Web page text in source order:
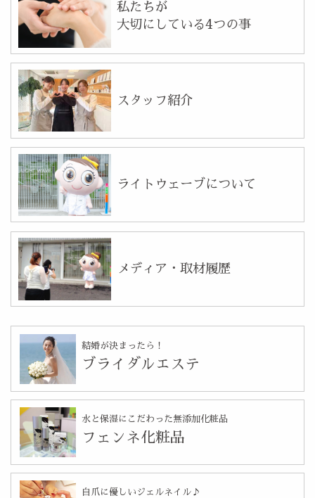
私たちが
大切にしている4つの事
スタッフ紹介
ライトウェーブについて
メディア・取材履歴
結婚が決まったら！
ブライダルエステ
水と保湿にこだわった無添加化粧品
フェンネ化粧品
自爪に優しいジェルネイル♪